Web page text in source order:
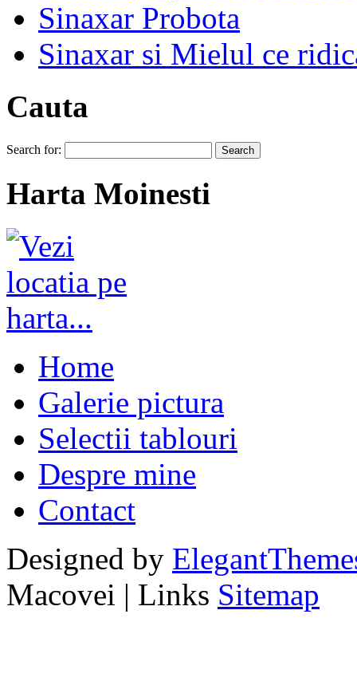
Sinaxar Probota
Sinaxar si Mielul ce
Cauta
Search for:
Harta Moinesti
Home
Galerie pictura
Selectii tablouri
Despre mine
Contact
Designed by
Macovei | Links Sitemap